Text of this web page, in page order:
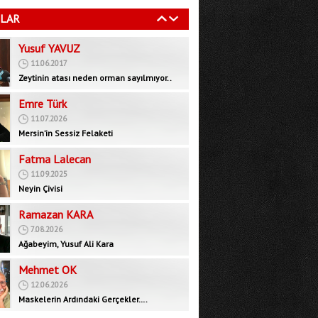
11.06.2017
Zeytinin atası neden orman sayılmıyor..
Emre Türk
11.07.2026
Mersin’in Sessiz Felaketi
Fatma Lalecan
11.09.2025
Neyin Çivisi
Ramazan KARA
7.08.2026
Ağabeyim, Yusuf Ali Kara
Mehmet OK
12.06.2026
Maskelerin Ardındaki Gerçekler….
Bedrettin GÜNDEŞ
8.08.2026